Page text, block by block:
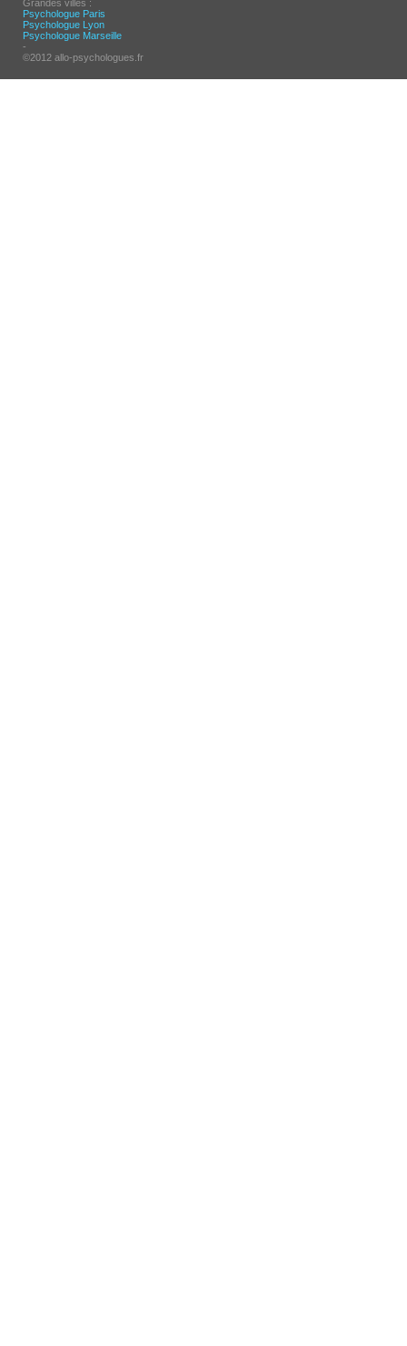
Grandes villes :
Psychologue Paris
Psychologue Lyon
Psychologue Marseille
-
©2012 allo-psychologues.fr